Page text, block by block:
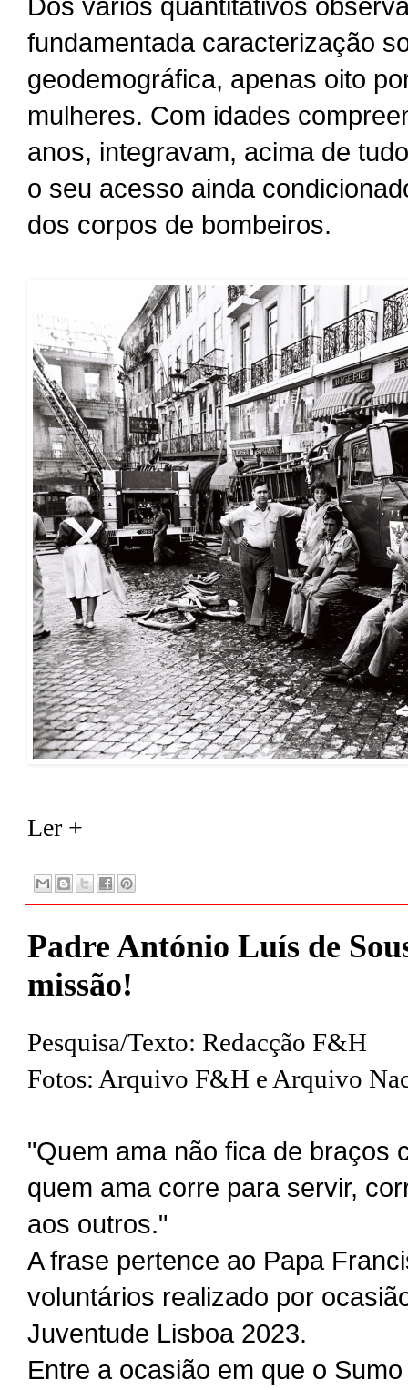
Dos vários quantitativos
fundamentada caracterização
geodemográfica, apenas oito
mulheres. Com idades
anos, integravam, acima de
o seu acesso ainda
dos corpos de bombeiros.
Ler +
Padre António Luís de
missão!
Pesquisa/Texto: Redacção F&H
Fotos: Arquivo F&H e Arquivo
"Quem ama não fica de braços
quem ama corre para servir,
aos outros."
A frase pertence ao Papa
voluntários realizado por
Juventude Lisboa 2023.
Entre a ocasião em que o